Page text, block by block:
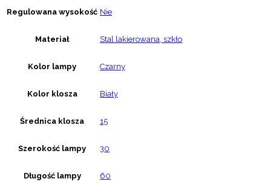
Regulowana wysokość Nie
Materiał Stal lakierowana, szkło
Kolor lampy Czarny
Kolor klosza Biały
Średnica klosza 15
Szerokość lampy 30
Długość lampy 60